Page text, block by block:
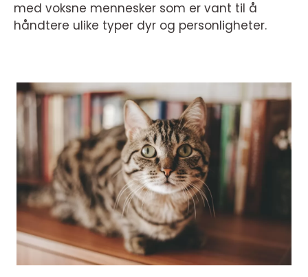
med voksne mennesker som er vant til å
håndtere ulike typer dyr og personligheter.